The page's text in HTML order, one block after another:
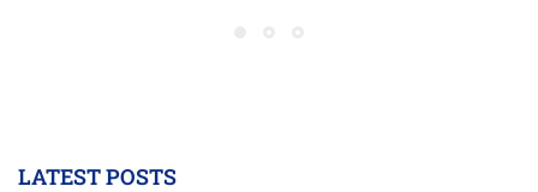
LATEST POSTS